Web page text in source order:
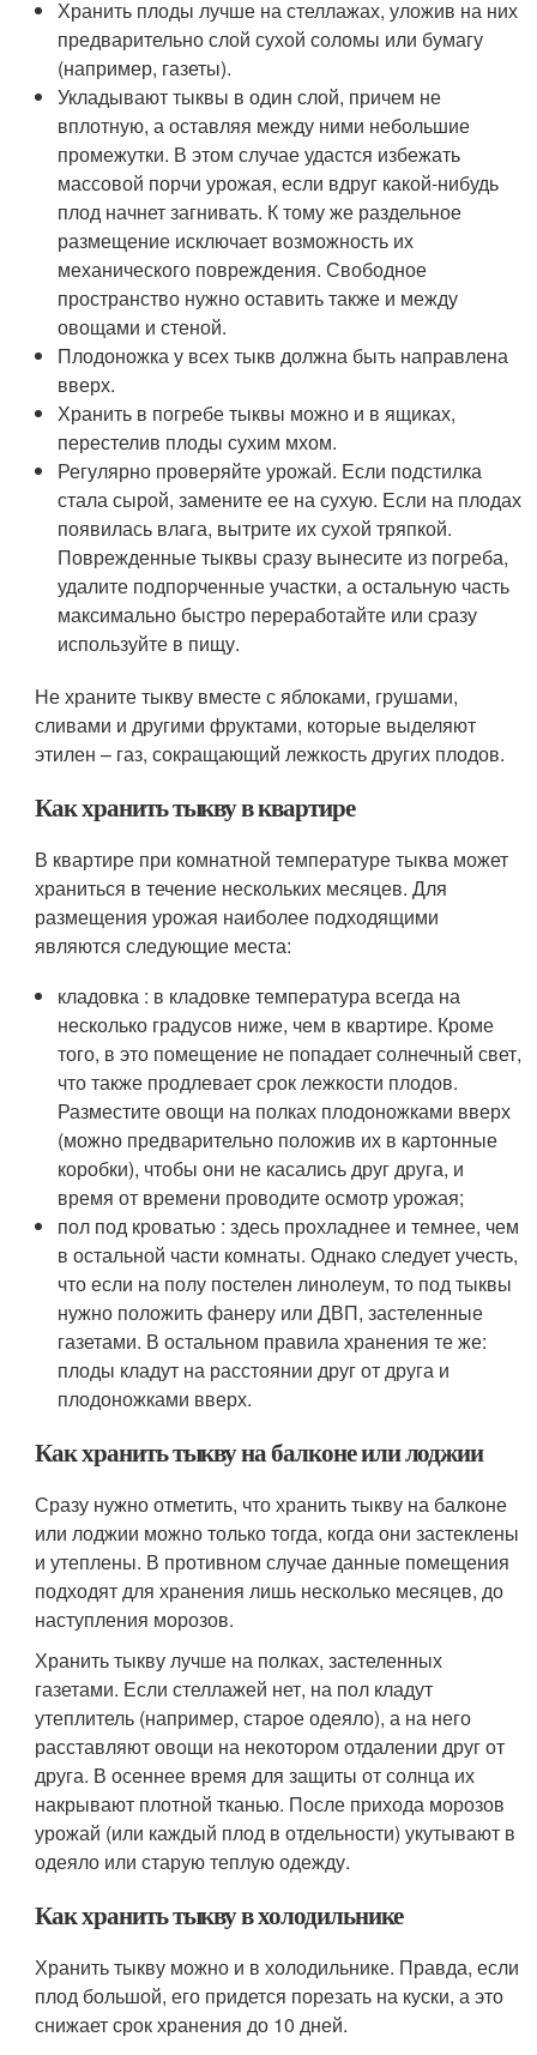
Хранить плоды лучше на стеллажах, уложив на них
предварительно слой сухой соломы или бумагу
(например, газеты).
Укладывают тыквы в один слой, причем не
вплотную, а оставляя между ними небольшие
промежутки. В этом случае удастся избежать
массовой порчи урожая, если вдруг какой-нибудь
плод начнет загнивать. К тому же раздельное
размещение исключает возможность их
механического повреждения. Свободное
пространство нужно оставить также и между
овощами и стеной.
Плодоножка у всех тыкв должна быть направлена
вверх.
Хранить в погребе тыквы можно и в ящиках,
перестелив плоды сухим мхом.
Регулярно проверяйте урожай. Если подстилка
стала сырой, замените ее на сухую. Если на плодах
появилась влага, вытрите их сухой тряпкой.
Поврежденные тыквы сразу вынесите из погреба,
удалите подпорченные участки, а остальную часть
максимально быстро переработайте или сразу
используйте в пищу.
Не храните тыкву вместе с яблоками, грушами,
сливами и другими фруктами, которые выделяют
этилен – газ, сокращающий лежкость других плодов.
Как хранить тыкву в квартире
В квартире при комнатной температуре тыква может
храниться в течение нескольких месяцев. Для
размещения урожая наиболее подходящими
являются следующие места:
кладовка : в кладовке температура всегда на
несколько градусов ниже, чем в квартире. Кроме
того, в это помещение не попадает солнечный свет,
что также продлевает срок лежкости плодов.
Разместите овощи на полках плодоножками вверх
(можно предварительно положив их в картонные
коробки), чтобы они не касались друг друга, и
время от времени проводите осмотр урожая;
пол под кроватью : здесь прохладнее и темнее, чем
в остальной части комнаты. Однако следует учесть,
что если на полу постелен линолеум, то под тыквы
нужно положить фанеру или ДВП, застеленные
газетами. В остальном правила хранения те же:
плоды кладут на расстоянии друг от друга и
плодоножками вверх.
Как хранить тыкву на балконе или лоджии
Сразу нужно отметить, что хранить тыкву на балконе
или лоджии можно только тогда, когда они застеклены
и утеплены. В противном случае данные помещения
подходят для хранения лишь несколько месяцев, до
наступления морозов.
Хранить тыкву лучше на полках, застеленных
газетами. Если стеллажей нет, на пол кладут
утеплитель (например, старое одеяло), а на него
расставляют овощи на некотором отдалении друг от
друга. В осеннее время для защиты от солнца их
накрывают плотной тканью. После прихода морозов
урожай (или каждый плод в отдельности) укутывают в
одеяло или старую теплую одежду.
Как хранить тыкву в холодильнике
Хранить тыкву можно и в холодильнике. Правда, если
плод большой, его придется порезать на куски, а это
снижает срок хранения до 10 дней.